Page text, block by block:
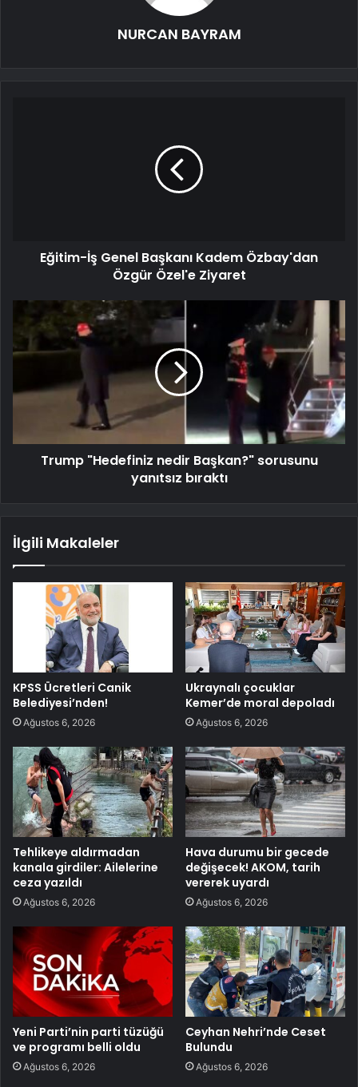
NURCAN BAYRAM
Eğitim-İş Genel Başkanı Kadem Özbay'dan
Özgür Özel'e Ziyaret
Trump "Hedefiniz nedir Başkan?" sorusunu
yanıtsız bıraktı
İlgili Makaleler
KPSS Ücretleri Canik
Belediyesi’nden!
Ağustos 6, 2026
Ukraynalı çocuklar
Kemer’de moral depoladı
Ağustos 6, 2026
Tehlikeye aldırmadan
kanala girdiler: Ailelerine
ceza yazıldı
Ağustos 6, 2026
Hava durumu bir gecede
değişecek! AKOM, tarih
vererek uyardı
Ağustos 6, 2026
Yeni Parti’nin parti tüzüğü
ve programı belli oldu
Ağustos 6, 2026
Ceyhan Nehri’nde Ceset
Bulundu
Ağustos 6, 2026